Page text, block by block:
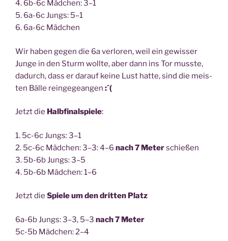
4. 6b-6c Mäd­chen: 3–1
5. 6a-6c Jungs: 5–1
6. 6a-6c Mädchen
Wir haben gegen die 6a ver­lo­ren, weil ein gewis­ser
Jun­ge in den Sturm woll­te, aber dann ins Tor muss­te,
dadurch, dass er dar­auf kei­ne Lust hat­te, sind die meis­
ten Bäl­le rein­ge­ge­an­gen :´(
Jetzt die Halb­fi­nal­spie­le:
1. 5c-6c Jungs: 3–1
2. 5c-6c Mäd­chen: 3–3: 4–6 nach 7 Meterschießen
3. 5b-6b Jungs: 3–5
4. 5b-6b Mäd­chen: 1–6
Jetzt die Spie­le um den drit­ten Platz
6a-6b Jungs: 3–3, 5–3 nach 7 Meter
5c-5b Mäd­chen: 2–4